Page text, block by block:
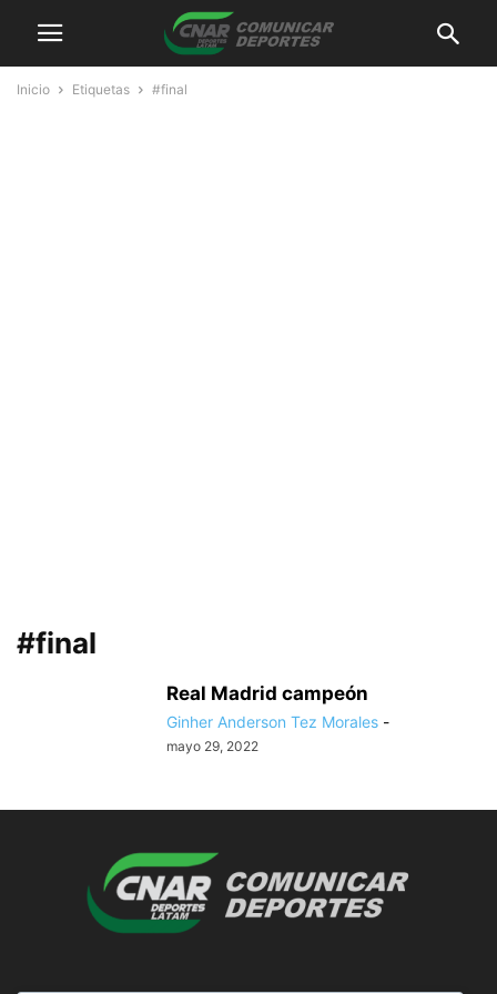
Inicio Etiquetas #final
#final
Real Madrid campeón
Ginher Anderson Tez Morales -
mayo 29, 2022